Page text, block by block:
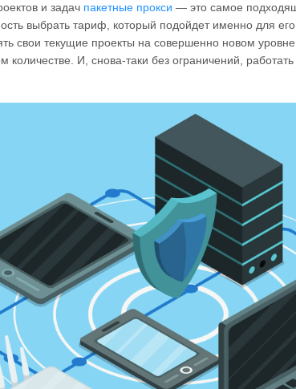
и задач пакетные прокси — это самое
выбрать тариф, который подойдет именно для
свои текущие проекты на совершенно новом
количестве. И, снова-таки без ограничений,